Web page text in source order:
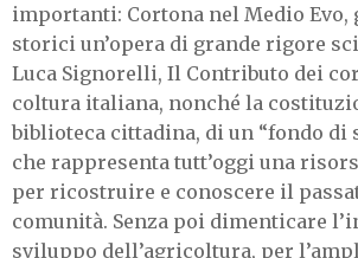
importanti: Cortona nel Medio Evo,
storici un’opera di grande rigore
Luca Signorelli, Il Contributo dei
coltura italiana, nonché la
biblioteca cittadina, di un “fondo di
che rappresenta tutt’oggi una
per ricostruire e conoscere il
comunità. Senza poi dimenticare
sviluppo dell’agricoltura, per